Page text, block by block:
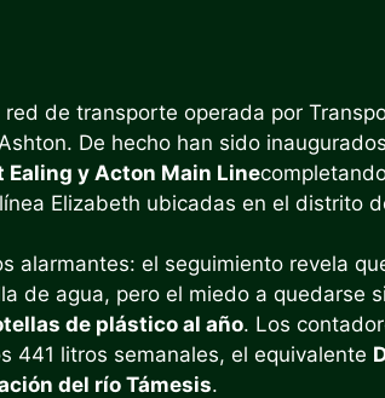
de transporte operada por
De hecho han sido inaugurados
y Acton Main Line
Elizabeth ubicadas en el distrito
alarmantes: el seguimiento revela
de agua, pero el miedo a quedarse
de plástico al año. Los
441 litros semanales, el equivalente
del río Támesis.